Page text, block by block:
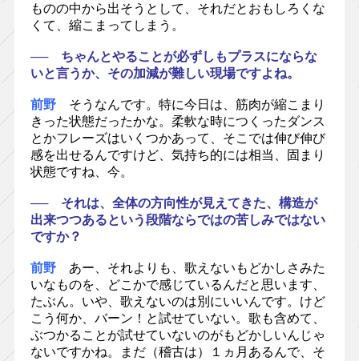
ものの中から出そうとして、それだとおもしろくな
くて、縮こまってしまう。
── ちゃんとやることが必ずしもプラスにならな
いと言うか、その加減が難しい現場ですよね。
前野そうなんです。特に今日は、筋肉が縮こまり
きった状態だったかな。柔軟な時につくったダンス
とかフレーズはいくつかあって、そこでは伸び伸び
感を出せるんですけど、気持ち的には相当、固まり
状態ですね、今。
── それは、全体の方向性が見えてきた、構造が
出来つつあるという段階ならではの苦しみではない
ですか？
前野あー、それよりも、歌えないもどかしさみた
いなものを、どこかで感じているんだと思います、
たぶん。いや、歌えないのは別にいいんです。けど
こう何か、バーン！と試せていない。歌も含めて、
ぶつかることが試せていないのがもどかしいんじゃ
ないですかね。まだ（稽古は）１ヵ月あるんで、そ